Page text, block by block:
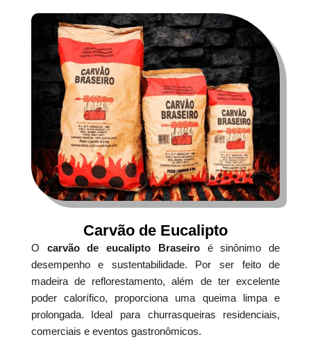
Carvão de Eucalipto
O carvão de eucalipto Braseiroé sinônimo de
desempenho e sustentabilidade. Por ser feito de
madeira de reflorestamento, além de ter excelente
poder calorífico, proporciona uma queima limpa e
prolongada. Ideal para churrasqueiras residenciais,
comerciais e eventos gastronômicos.